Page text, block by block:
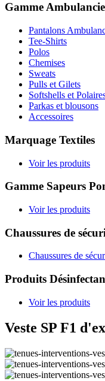
Gamme
Pantalons
Tee-Shirts
Polos
Chemises
Sweats
Pulls et Gilets
Softshells et
Parkas et blousons
Accessoires
Marquage Textiles
Voir les produits
Gamme Sapeurs
Voir les produits
Chaussures de
Chaussures de
Produits
Voir les produits
Veste SP F1